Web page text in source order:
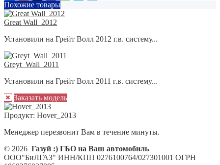
Похожие товары
Great Wall_2012
Установили на Грейт Волл 2012 г.в. систему...
Greyt_Wall_2011
Установили на Грейт Волл 2011 г.в. систему...
Заказать модель
Продукт: Hover_2013
Менеджер перезвонит Вам в течение минуты.
© 2026 Газуй :) ГБО на Ваш автомобиль
ООО"БиЛГАЗ" ИНН/КПП 0276100764/027301001 ОГРН